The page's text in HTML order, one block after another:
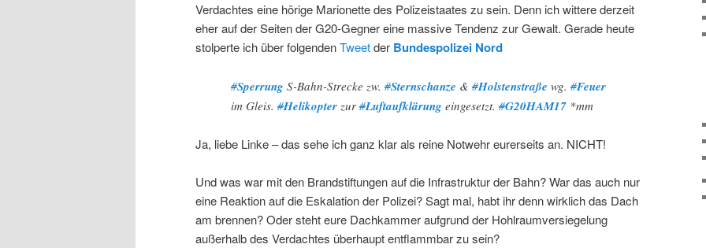
Verdachtes eine hörige Marionette des Polizeistaates zu sein. Denn ich wittere derzeit
eher auf der Seiten der G20-Gegner eine massive Tendenz zur Gewalt. Gerade heute
stolperte ich über folgendenTweetder Bundespolizei Nord
#Sperrung S-Bahn-Strecke zw. #Sternschanze & #Holstenstraße wg. #Feuer
im Gleis. #Helikopter zur #Luftaufklärung eingesetzt. #G20HAM17 *mm
Ja, liebe Linke – das sehe ich ganz klar als reine Notwehr eurerseits an. NICHT!
Und was war mit den Brandstiftungen auf die Infrastruktur der Bahn? War das auch nur
eine Reaktion auf die Eskalation der Polizei? Sagt mal, habt ihr denn wirklich das Dach
am brennen? Oder steht eure Dachkammer aufgrund der Hohlraumversiegelung
außerhalb des Verdachtes überhaupt entflammbar zu sein?